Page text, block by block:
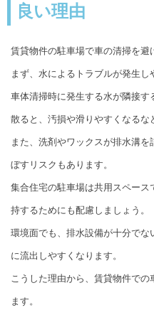
良い理由
賃貸物件の駐車場で車の清掃を避
まず、水によるトラブルが発生し
車体清掃時に発生する水が隣接
散ると、汚損や滑りやすくなるな
また、洗剤やワックスが排水溝
ぼすリスクもあります。
集合住宅の駐車場は共用スペー
持するためにも配慮しましょう。
環境面でも、排水設備が十分で
に流出しやすくなります。
こうした理由から、賃貸物件で
ます。